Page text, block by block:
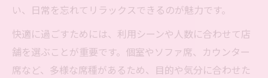
い、日常を忘れてリラックスできるのが魅力です。
快適に過ごすためには、利用シーンや人数に合わせて店
舗を選ぶことが重要です。個室やソファ席、カウンター
席など、多様な席種があるため、目的や気分に合わせた